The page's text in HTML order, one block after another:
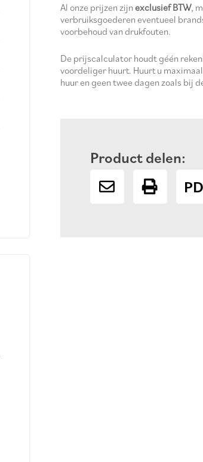
Al onze prijzen zijn exclusief BTW,
verbruiksgoederen eventueel
voorbehoud van drukfouten.
De prijscalculator houdt géén
voordeliger huurt. Huurt u
huur en geen twee dagen zoals bij
Product delen: